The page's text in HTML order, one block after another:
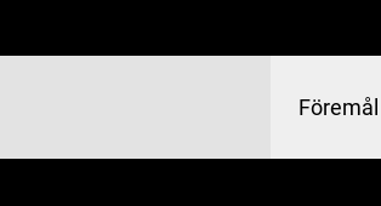
Föremål